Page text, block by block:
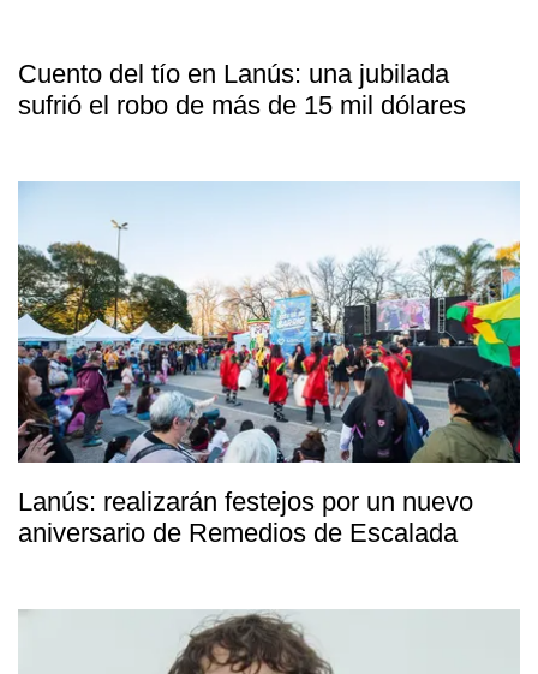
Cuento del tío en Lanús: una jubilada
sufrió el robo de más de 15 mil dólares
Lanús: realizarán festejos por un nuevo
aniversario de Remedios de Escalada